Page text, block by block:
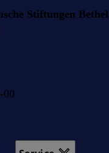
Stiftungen Bethel
00